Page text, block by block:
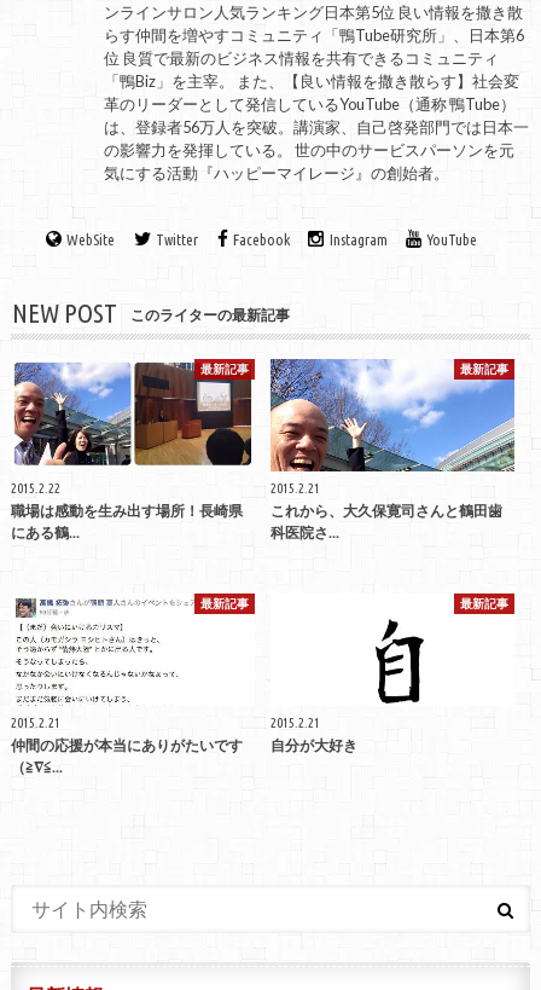
ンラインサロン人気ランキング日本第5位 良い情報を撒き散
らす仲間を増やすコミュニティ「鴨Tube研究所」、日本第6
位 良質で最新のビジネス情報を共有できるコミュニティ
「鴨Biz」を主宰。 また、【良い情報を撒き散らす】社会変
革のリーダーとして発信しているYouTube（通称 鴨Tube）
は、登録者56万人を突破。講演家、自己啓発部門では日本一
の影響力を発揮している。 世の中のサービスパーソンを元
気にする活動『ハッピーマイレージ』の創始者。
WebSite Twitter Facebook Instagram YouTube
NEW POST このライターの最新記事
最新記事
2015.2.22
職場は感動を生み出す場所！長崎県
にある鶴...
最新記事
2015.2.21
これから、大久保寛司さんと鶴田歯
科医院さ...
最新記事
2015.2.21
仲間の応援が本当にありがたいです
（≧∇≦...
最新記事
2015.2.21
自分が大好き